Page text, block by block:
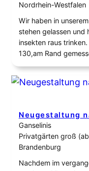
Nordrhein-Westfalen
Wir haben in
stehen gelassen und
insekten raus
130,am Rand
6m. Aktuell wachsen
Löwenzahn,
Neugestaltung
Ganselinis
Privatgärten groß
Brandenburg
Nachdem im